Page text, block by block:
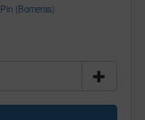
(Borneras)